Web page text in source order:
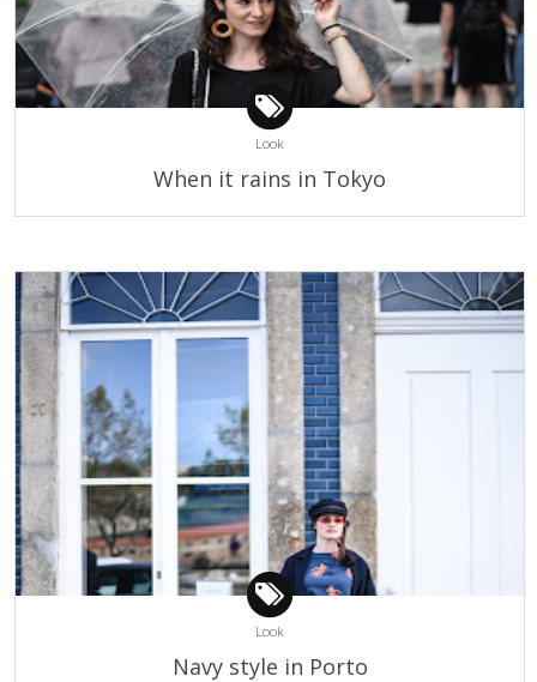
Look
When it rains in Tokyo
Look
Navy style in Porto